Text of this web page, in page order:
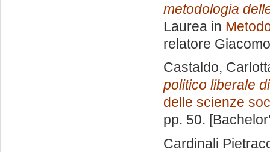
metodologia
Laurea in
relatore
Castaldo,
politico liberale
delle scienze
pp. 50.
Cardinali